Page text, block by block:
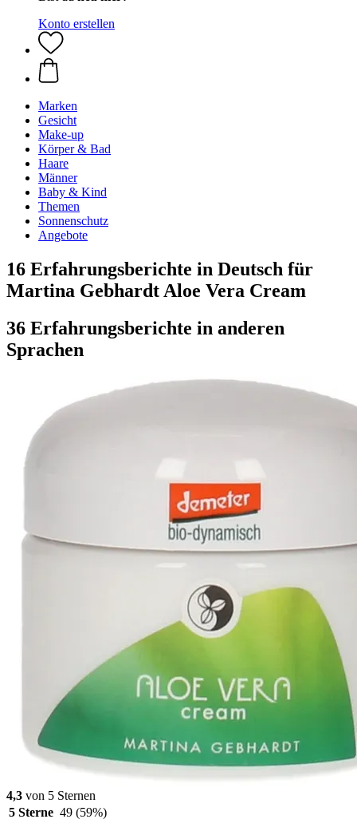
Konto erstellen
Marken
Gesicht
Make-up
Körper & Bad
Haare
Männer
Baby & Kind
Themen
Sonnenschutz
Angebote
16 Erfahrungsberichte in Deutsch für
Martina Gebhardt Aloe Vera Cream
36 Erfahrungsberichte in anderen
Sprachen
4,3 von 5 Sternen
5 Sterne 49 (59%)